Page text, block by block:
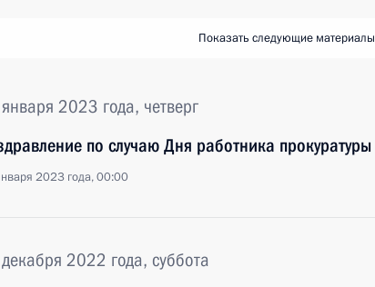
Показать следующие материалы
2023 года, четверг
по случаю Дня работника прокуратуры
2023 года, 00:00
2022 года, суббота